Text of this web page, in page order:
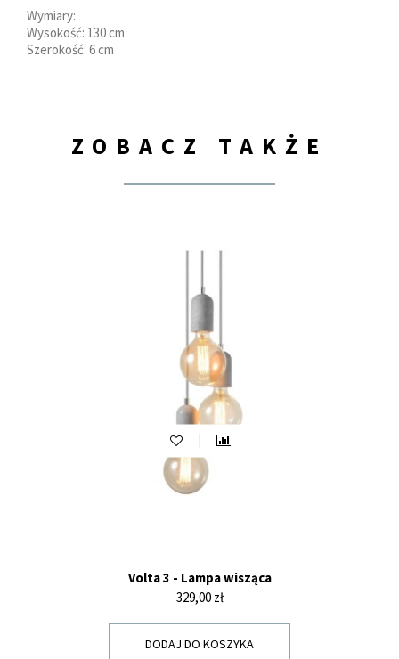
Wymiary:
Wysokość: 130 cm
Szerokość: 6 cm
ZOBACZ TAKŻE
Volta 3 - Lampa wisząca
Cena
329,00 zł
DODAJ DO KOSZYKA